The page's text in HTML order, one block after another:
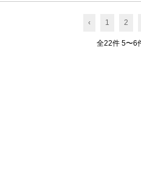
‹ 1 2
全22件 5〜6